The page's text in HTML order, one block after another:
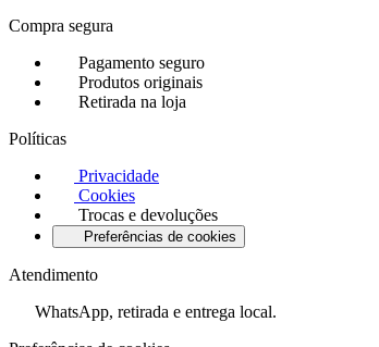
Compra segura
Pagamento seguro
Produtos originais
Retirada na loja
Políticas
Privacidade
Cookies
Trocas e devoluções
Preferências de cookies
Atendimento
WhatsApp, retirada e entrega local.